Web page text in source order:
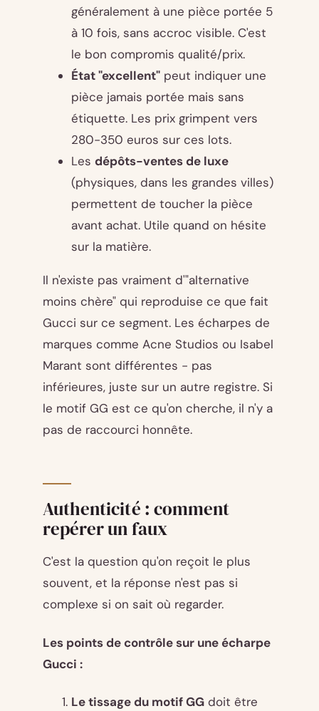
généralement à une pièce portée 5
à 10 fois, sans accroc visible. C'est
le bon compromis qualité/prix.
État "excellent" peut indiquer une
pièce jamais portée mais sans
étiquette. Les prix grimpent vers
280-350 euros sur ces lots.
Les dépôts-ventes de luxe
(physiques, dans les grandes villes)
permettent de toucher la pièce
avant achat. Utile quand on hésite
sur la matière.
Il n'existe pas vraiment d'"alternative
moins chère" qui reproduise ce que fait
Gucci sur ce segment. Les écharpes de
marques comme Acne Studios ou Isabel
Marant sont différentes - pas
inférieures, juste sur un autre registre. Si
le motif GG est ce qu'on cherche, il n'y a
pas de raccourci honnête.
Authenticité : comment
repérer un faux
C'est la question qu'on reçoit le plus
souvent, et la réponse n'est pas si
complexe si on sait où regarder.
Les points de contrôle sur une écharpe
Gucci :
Le tissage du motif GG doit être